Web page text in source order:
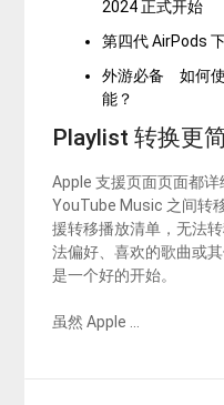
2024 正式开始
第四代 AirPods
外游必备 如何使
能？
Playlist 转换更
Apple 支援页面页面都
YouTube Music 之间转
援转移播放清单，无法
法偏好、喜欢的歌曲或
是一个好的开始。
虽然 Apple …